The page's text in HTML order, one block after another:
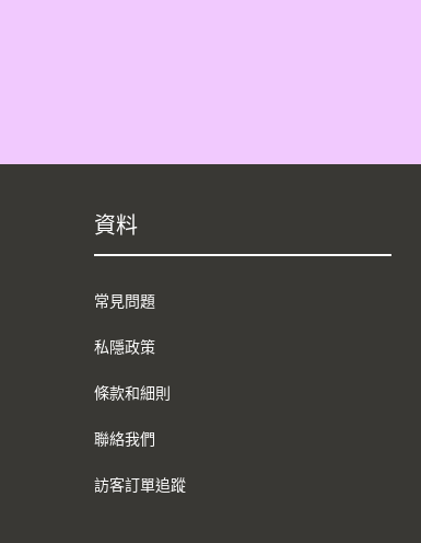
資料
常見問題
私隱政策
條款和細則
聯絡我們
訪客訂單追蹤